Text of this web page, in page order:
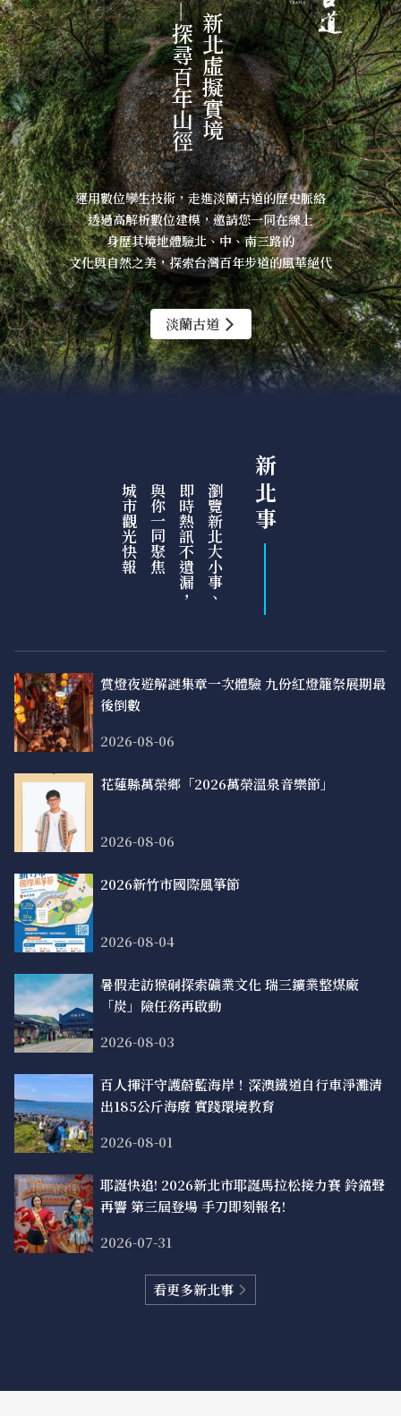
新北虛擬實境
—探尋百年山徑
運用數位孿生技術，走進淡蘭古道的歷史脈絡
透過高解析數位建模，邀請您一同在線上
身歷其境地體驗北、中、南三路的
文化與自然之美，探索台灣百年步道的風華絕代
淡蘭古道
新 北 事
瀏覽新北大小事、
即時熱訊不遺漏，
與你一同聚焦
城市觀光快報
賞燈夜遊解謎集章一次體驗 九份紅燈籠祭展期最
後倒數
2026-08-06
花蓮縣萬榮鄉「2026萬榮溫泉音樂節」
2026-08-06
2026新竹市國際風箏節
2026-08-04
暑假走訪猴硐探索礦業文化 瑞三鑛業整煤廠
「炭」險任務再啟動
2026-08-03
百人揮汗守護蔚藍海岸！深澳鐵道自行車淨灘清
出185公斤海廢 實踐環境教育
2026-08-01
耶誕快追! 2026新北市耶誕馬拉松接力賽 鈴鐺聲
再響 第三屆登場 手刀即刻報名!
2026-07-31
看更多新北事